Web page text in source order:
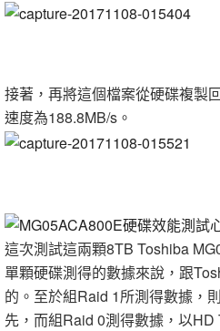
接著，再將這個檔案從硬碟複製
速度為188.8MB/s。
這次測試這兩顆8TB Toshiba
單顆硬碟測得的數據來說，跟
的。至於組Raid 1所測得數據，
先，而組Raid 0測得數據，以